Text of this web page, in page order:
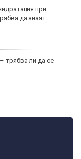
при
да знаят
трябва ли да се